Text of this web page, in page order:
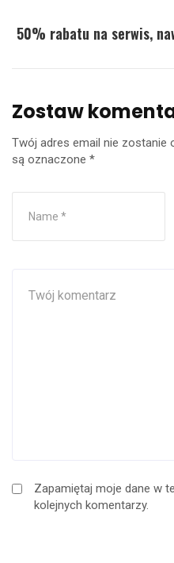
50% rabatu na serwis,
Zostaw
Twój adres email nie zostanie
są oznaczone *
Zapamiętaj moje dane w
kolejnych komentarzy.